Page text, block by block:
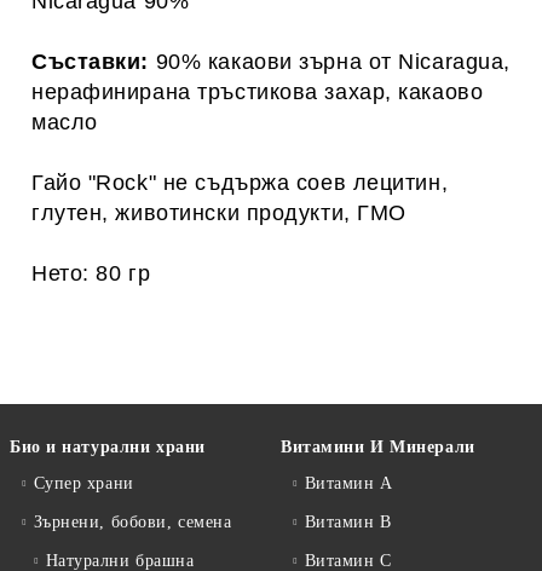
Съставки: 90% какаови зърна от Nicaragua,
нерафинирана тръстикова захар, какаово
масло
Гайо "Rock" не съдържа соев лецитин,
глутен, животински продукти, ГМО
Нето: 80 гр
Био и натурални храни
Супер храни
Зърнени, бобови, семена
Натурални брашна
Витамини И Минерали
Витамин А
Витамин B
Витамин C